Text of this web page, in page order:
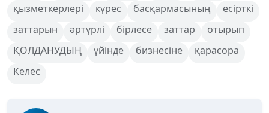
қызметкерлері
күрес басқармасының
есірткі
заттарын
әртүрлі бірлесе заттар
отырып
ҚОЛДАНУДЫҢ
үйінде бизнесіне
қарасора
Келес